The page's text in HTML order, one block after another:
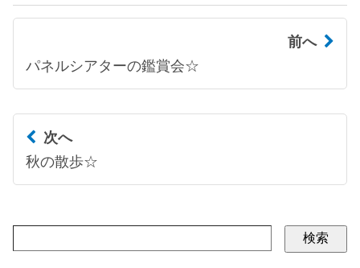
前へ
パネルシアターの鑑賞会☆
次へ
秋の散歩☆
検索